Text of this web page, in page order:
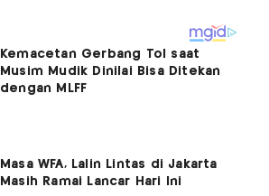
Kemacetan Gerbang Tol saat
Musim Mudik Dinilai Bisa Ditekan
dengan MLFF
Masa WFA, Lalin Lintas di Jakarta
Masih Ramai Lancar Hari Ini